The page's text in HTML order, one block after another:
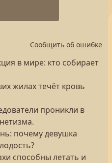
Сообщить об ошибке
в мире: кто собирает
жилах течёт кровь
проникли в
почему девушка
способны летать и